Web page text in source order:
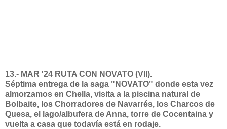
13.- MAR '24 RUTA CON NOVATO (VII).
Séptima entrega de la saga "NOVATO" donde esta vez
almorzamos en Chella, visita a la piscina natural de
Bolbaite, los Chorradores de Navarrés, los Charcos de
Quesa, el lago/albufera de Anna, torre de Cocentaina y
vuelta a casa que todavía está en rodaje.